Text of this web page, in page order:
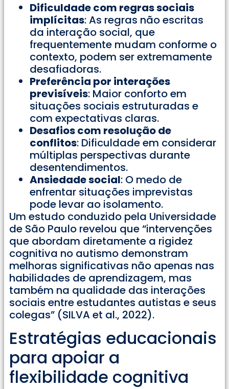
Dificuldade com regras sociais
implícitas: As regras não escritas
da interação social, que
frequentemente mudam conforme o
contexto, podem ser extremamente
desafiadoras.
Preferência por interações
previsíveis: Maior conforto em
situações sociais estruturadas e
com expectativas claras.
Desafios com resolução de
conflitos: Dificuldade em considerar
múltiplas perspectivas durante
desentendimentos.
Ansiedade social: O medo de
enfrentar situações imprevistas
pode levar ao isolamento.
Um estudo conduzido pela Universidade
de São Paulo revelou que “intervenções
que abordam diretamente a rigidez
cognitiva no autismo demonstram
melhoras significativas não apenas nas
habilidades de aprendizagem, mas
também na qualidade das interações
sociais entre estudantes autistas e seus
colegas” (SILVA et al., 2022).
Estratégias educacionais
para apoiar a
flexibilidade cognitiva